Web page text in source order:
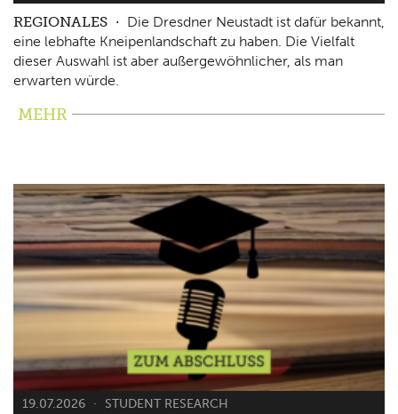
REGIONALES
Die Dresdner Neustadt ist dafür bekannt,
eine lebhafte Kneipenlandschaft zu haben. Die Vielfalt
dieser Auswahl ist aber außergewöhnlicher, als man
erwarten würde.
MEHR
19.07.2026 STUDENT RESEARCH